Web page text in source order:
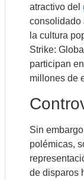
atractivo del
consolidado
la cultura
Strike:
participan
millones de
Sin
polémicas,
de disparos